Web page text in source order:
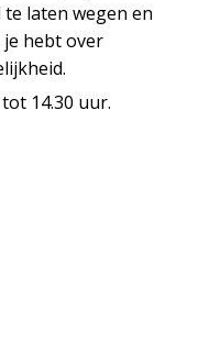
laten wegen en
hebt over
14.30 uur.